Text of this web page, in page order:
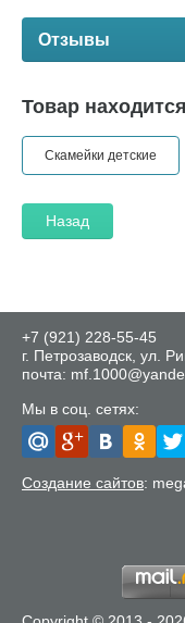
Отзывы
Товар
Скамейки детские
Назад
+7 (921) 228-55-45
г. Петрозаводск, ул.
почта:
Мы в соц. сетях:
Создание сайтов: